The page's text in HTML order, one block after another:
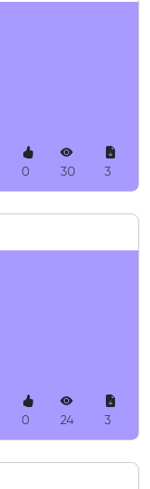
0 30 3
0 24 3